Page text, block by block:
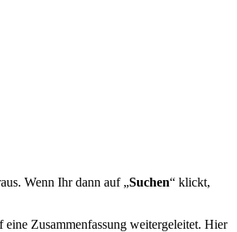
Wenn Ihr dann auf „Suchen“ klickt,
Zusammenfassung weitergeleitet. Hier